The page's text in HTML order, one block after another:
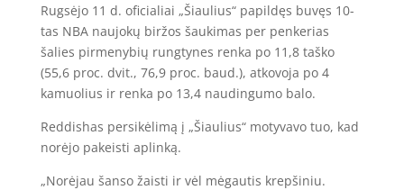
Rugsėjo 11 d. oficialiai „Šiaulius“ papildęs buvęs 10-
tas NBA naujokų biržos šaukimas per penkerias
šalies pirmenybių rungtynes renka po 11,8 taško
(55,6 proc. dvit., 76,9 proc. baud.), atkovoja po 4
kamuolius ir renka po 13,4 naudingumo balo.
Reddishas persikėlimą į „Šiaulius“ motyvavo tuo, kad
norėjo pakeisti aplinką.
„Norėjau šanso žaisti ir vėl mėgautis krepšiniu.